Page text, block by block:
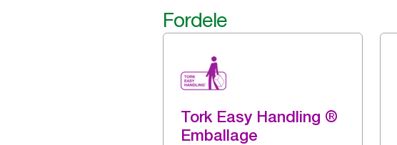
Fordele
Tork Easy Handling ®
Emballage